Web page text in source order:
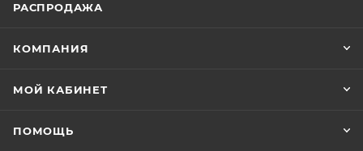
РАСПРОДАЖА
КОМПАНИЯ
МОЙ КАБИНЕТ
ПОМОЩЬ